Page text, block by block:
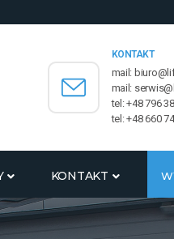
KONTAKT
mail:
mail:
tel: +48 796
tel: +48 660
KONTAKT